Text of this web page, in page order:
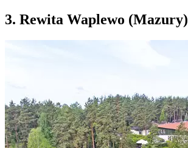
3. Rewita Waplewo (Mazury)